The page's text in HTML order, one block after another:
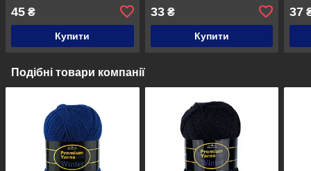
45 ₴
Купити
33₴
Купити
37
Подібні товари компанії